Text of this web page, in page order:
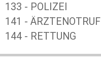
133 - POLIZEI
141 - ÄRZTENOTRUF
144 - RETTUNG